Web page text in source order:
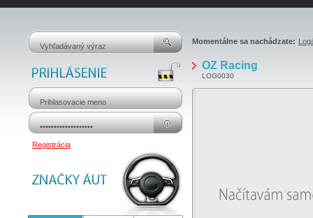
Registrácia
Momentálne sa nachádzate:
OZ Racing
LOG0030